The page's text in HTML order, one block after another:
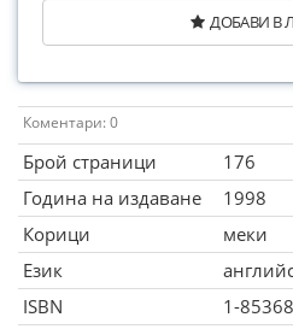
ДОБАВИ В
Коментари: 0
Брой страници
176
Година на издаване
1998
Корици
меки
Език
ISBN
1-